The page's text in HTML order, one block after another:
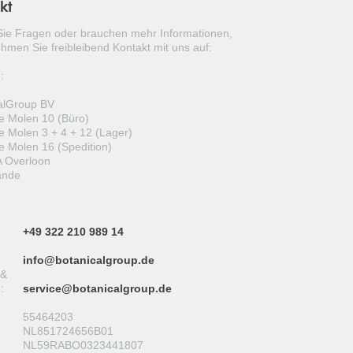
FICUS CARICA
CITRUS LIMON
TAXUS CUSPIDATA
PINUS BREPO
CERCIS SILIQUASTRUM
Fragen oder brauchen mehr Informationen,
Sie freibleibend Kontakt mit uns auf:
BV
Molen 10 (Büro)
Molen 3 + 4 + 12 (Lager)
Molen 16 (Spedition)
Overloon
+49 322 210 989 14
info@botanicalgroup.de
service@botanicalgroup.de
55464203
NL851724656B01
NL59RABO0323441807